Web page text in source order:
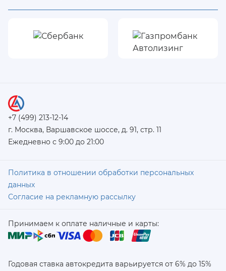
+7 (499) 213-12-14
г. Москва, Варшавское шоссе, д. 91, стр. 11
Ежедневно с 9:00 до 21:00
Политика в отношении обработки персональных
данных
Согласие на рекламную рассылку
Принимаем к оплате наличные и карты:
Годовая ставка автокредита варьируется от 6% до 15%